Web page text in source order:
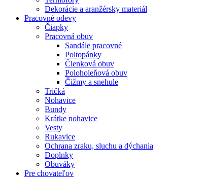
Dekorácie a aranžérsky materiál
Pracovné odevy
Čiapky
Pracovná obuv
Sandále pracovné
Poltopánky
Členková obuv
Poloholeňová obuv
Čižmy a snehule
Tričká
Nohavice
Bundy
Krátke nohavice
Vesty
Rukavice
Ochrana zraku, sluchu a dýchania
Doplnky
Obuváky
Pre chovateľov